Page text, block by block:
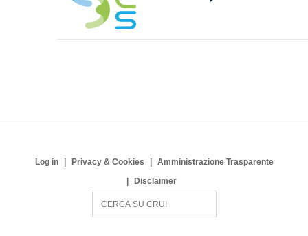
Log in Privacy & Cookies
Amministrazione Trasparente
Disclaimer